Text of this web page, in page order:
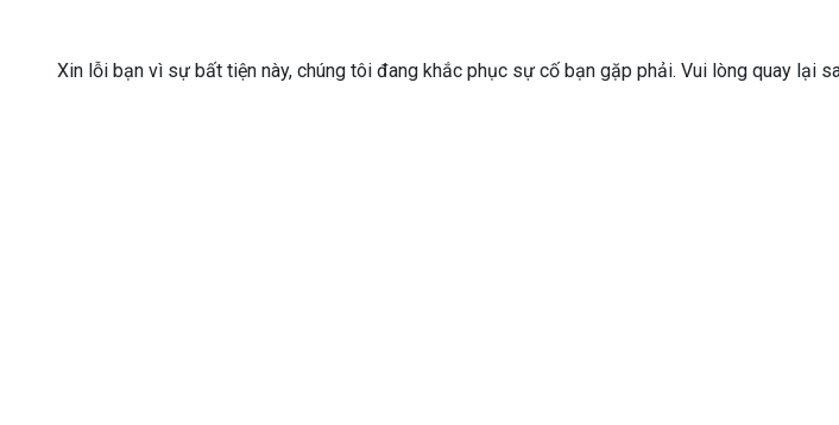
Xin lỗi bạn vì sự bất tiện này, chúng tôi đang khắc phục sự cố bạn gặp phải. Vui lòng quay lại